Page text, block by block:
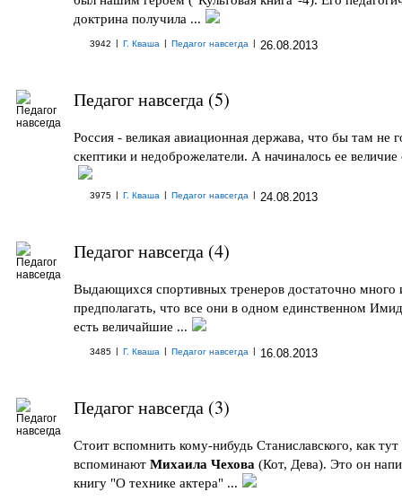
доктрина получила ...
3942 | Г. Кваша | Педагог навсегда | 26.08.2013
Педагог навсегда (5)
Россия - великая авиационная держава, что бы там не
скептики и недоброжелатели. А начиналось ее
3975 | Г. Кваша | Педагог навсегда | 24.08.2013
Педагог навсегда (4)
Выдающихся спортивных тренеров достаточно много
предполагать, что все они в одном единственном
есть величайшие ...
3485 | Г. Кваша | Педагог навсегда | 16.08.2013
Педагог навсегда (3)
Стоит вспомнить кому-нибудь Станиславского, как
вспоминают Михаила Чехова (Кот, Дева). Это он
книгу "О технике актера" ...